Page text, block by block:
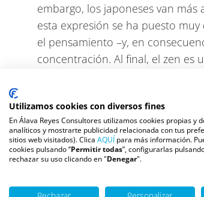
embargo, los japoneses van más
esta expresión se ha puesto
el pensamiento –y, en
concentración. Al final, el zen es
enseñanzas nos permiten
Según sus palabras,“shoganai
que se usa cuando aceptamos
nuestro control. Es algo que
vueltas a las cosas ni
¿Has metido la pata en el
Utilizamos cookies con diversos fines
En Álava Reyes Consultores utilizamos cookies propias y
analíticos y mostrarte publicidad relacionada con tus
sitios web visitados). Clica AQUÍ para más información.
cookies pulsando ‘’Permitir todas”, configurarlas
rechazar su uso clicando en "Denegar".